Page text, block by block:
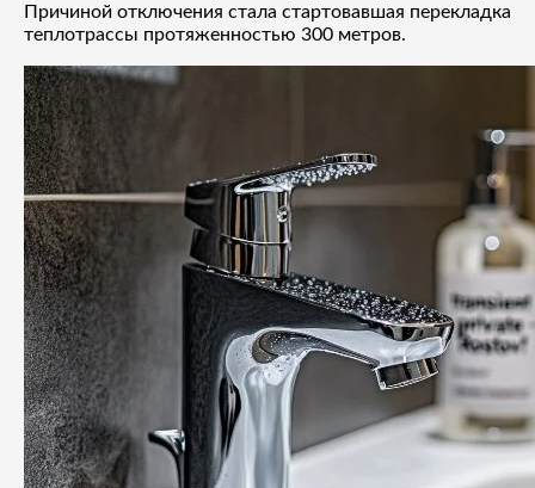
Причиной отключения стала стартовавшая перекладка
теплотрассы протяженностью 300 метров.